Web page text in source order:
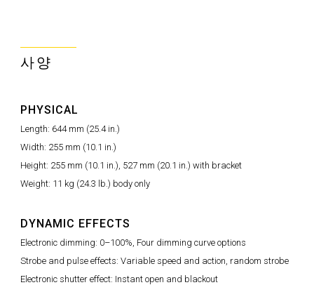
사양
PHYSICAL
Length: 644 mm (25.4 in.)
Width: 255 mm (10.1 in.)
Height: 255 mm (10.1 in.), 527 mm (20.1 in.) with bracket
Weight: 11 kg (24.3 lb.) body only
DYNAMIC EFFECTS
Electronic dimming: 0–100%, Four dimming curve options
Strobe and pulse effects: Variable speed and action, random strobe
Electronic shutter effect: Instant open and blackout